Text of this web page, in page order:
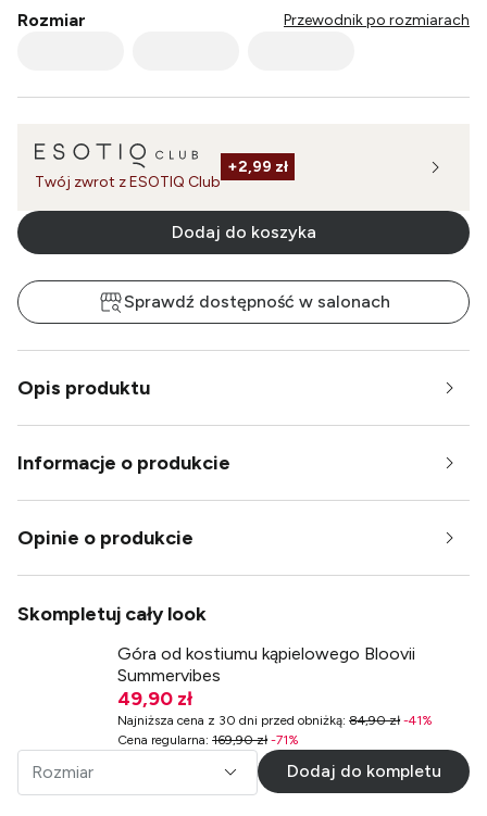
Rozmiar Przewodnik po rozmiarach
Twój zwrot z ESOTIQ Club
+2,99 zł
Dodaj do koszyka
Sprawdź dostępność w salonach
Opis produktu
Informacje o produkcie
Opinie o produkcie
Skompletuj cały look
Góra od kostiumu kąpielowego Bloovii
Summervibes
49,90 zł
Najniższa cena z 30 dni przed obniżką:84,90 zł -41%
Cena regularna:169,90 zł -71%
Rozmiar Dodaj do kompletu